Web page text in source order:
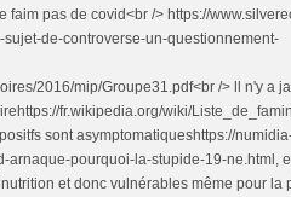
faim pas de covid<br /> https://
de-controverse-un-questionnement-
2016/mip/Groupe31.pdf<br /> ll n'y a
fr.wikipedia.org/wiki/
sont asymptomatiqueshttps://
arnaque-pourquoi-la-stupide-19-ne.html,
et donc vulnérables même pour la